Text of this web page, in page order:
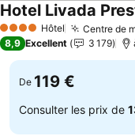
4 Étoiles Hôtel Centre de
Hotel Livada
8,9 Excellent 3 179
De 119 €
Consulter les prix de